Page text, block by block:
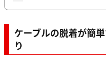
ケーブルの脱着が簡
り